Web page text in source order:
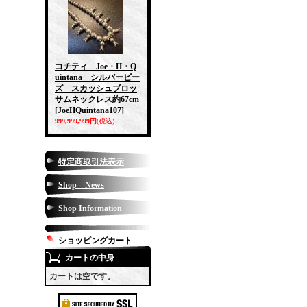
コチティ Joe・H・Q
uintana シルバービー
ズ スカッシュブロッ
サムネックレス約67cm
[JoeHQuintana107]
999,999,999円(税込)
特定商取引法表示
Shop News
Shop Information
ショッピングカート
カートの中身
カートは空です。